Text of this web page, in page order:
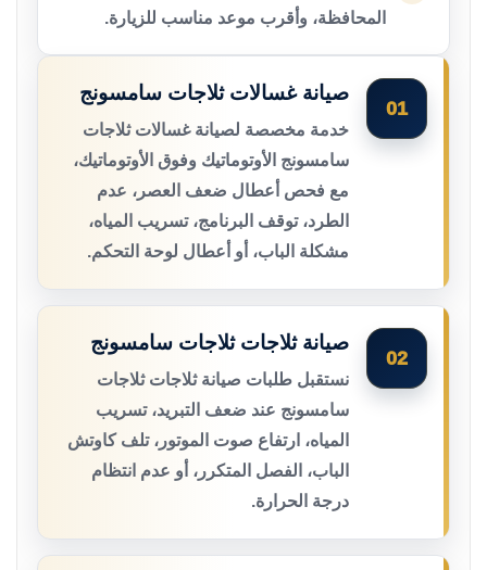
المحافظة، وأقرب موعد مناسب للزيارة.
01
صيانة غسالات ثلاجات سامسونج
خدمة مخصصة لصيانة غسالات ثلاجات
سامسونج الأوتوماتيك وفوق الأوتوماتيك،
مع فحص أعطال ضعف العصر، عدم
الطرد، توقف البرنامج، تسريب المياه،
مشكلة الباب، أو أعطال لوحة التحكم.
02
صيانة ثلاجات ثلاجات سامسونج
نستقبل طلبات صيانة ثلاجات ثلاجات
سامسونج عند ضعف التبريد، تسريب
المياه، ارتفاع صوت الموتور، تلف كاوتش
الباب، الفصل المتكرر، أو عدم انتظام
درجة الحرارة.